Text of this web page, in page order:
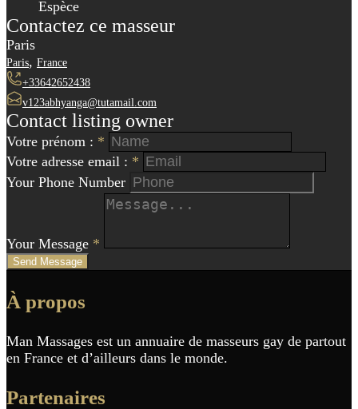
Espèce
Contactez ce masseur
Paris
Paris, France
+33642652438
v123abhyanga@tutamail.com
Contact listing owner
Votre prénom : *
Votre adresse email : *
Your Phone Number
Your Message *
Send Message
Navigation
de
l'article
À propos
Man Massages est un annuaire de masseurs gay de partout
en France et d’ailleurs dans le monde.
Partenaires